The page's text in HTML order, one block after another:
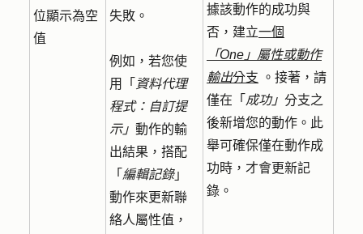
位顯示為空
值
失敗。
例如，若您使
用「 資料代理
程式：自訂提
示」 動作的輸
出結果，搭配
「 編輯記錄」
動作來更新聯
絡人屬性值，
據該動作的成功與
否 ， 建立一個
「One」屬性或動作
輸出分支 。接著，請
僅在「 成功」 分支之
後新增您的動作。此
舉可確保僅在動作成
功時，才會更新記
錄。